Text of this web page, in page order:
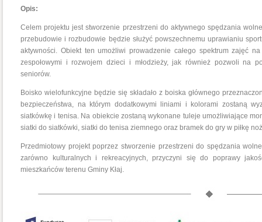
Opis:
Celem projektu jest stworzenie przestrzeni do aktywnego spędzania
przebudowie i rozbudowie będzie służyć powszechnemu uprawianiu
aktywności. Obiekt ten umożliwi prowadzenie całego spektrum zajęć
zespołowymi i rozwojem dzieci i młodzieży,jak również pozwoli na
seniorów.
Boisko wielofunkcyjne będzie się składało z boiska głównego
bezpieczeństwa, na którym dodatkowymi liniami i kolorami zostaną
siatkówkę i tenisa. Na obiekcie zostaną wykonane tuleje umożliwiające
siatki do siatkówki, siatki do tenisa ziemnego oraz bramek do gry w piłkę
Przedmiotowy projekt poprzez stworzenie przestrzeni do spędzania
zarówno kulturalnych i rekreacyjnych, przyczyni się do poprawy
mieszkańców terenu Gminy Kłaj.